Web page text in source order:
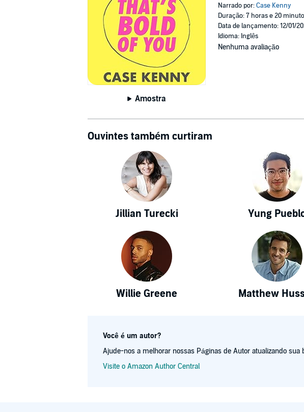
Amostra
Narrado por:Case Kenny
Duração: 7 horas e 20
Data de lançamento: 12/01/
Idioma: Inglês
Nenhuma avaliação
Ouvintes também curtiram
Jillian Turecki Yung
Willie Greene Matthew
Você é um autor?
Ajude-nos a melhorar nossas Páginas de Autor atualizando
Visite o Amazon Author Central